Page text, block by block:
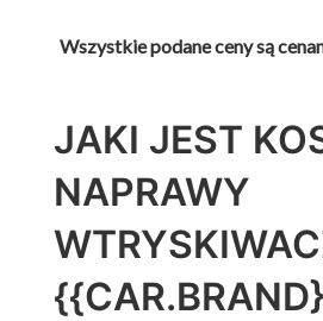
Wszystkie podane ceny są
JAKI JEST
NAPRAWY